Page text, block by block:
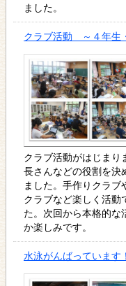
ました。
クラブ活動 ～４年生
クラブ活動がはじまり
長さんなどの役割を決
ました。手作りクラブ
クラブなど楽しく活動
た。次回から本格的な
か楽しみです。
水泳がんばっていま